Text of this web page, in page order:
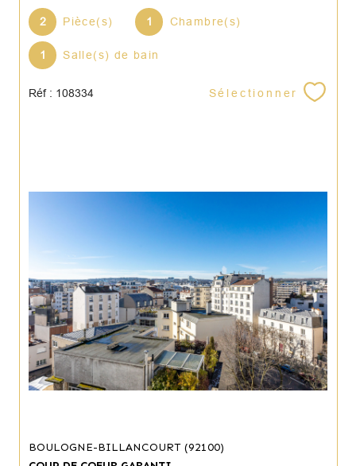
2 Pièce(s) 1 Chambre(s)
1 Salle(s) de bain
Réf : 108334 Sélectionner
BOULOGNE-BILLANCOURT (92100)